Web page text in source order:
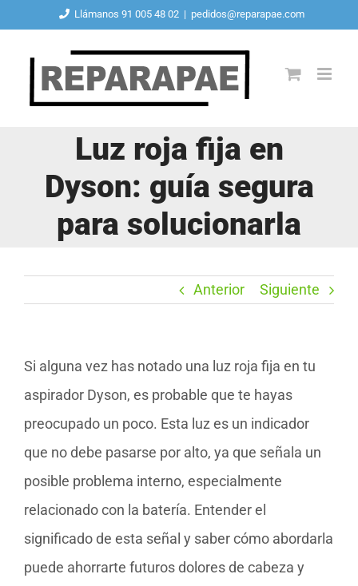
contenido
Llámanos 91 005 48 02 | pedidos@reparapae.com
Luz roja fija en
Dyson: guía segura
para solucionarla
Anterior Siguiente
Si alguna vez has notado una luz roja fija en tu
aspirador Dyson, es probable que te hayas
preocupado un poco. Esta luz es un indicador
que no debe pasarse por alto, ya que señala un
posible problema interno, especialmente
relacionado con la batería. Entender el
significado de esta señal y saber cómo abordarla
puede ahorrarte futuros dolores de cabeza y